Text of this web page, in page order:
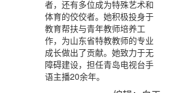
者，还有多位成为特殊艺术和
体育的佼佼者。她积极投身于
教育帮扶与青年教师培养工
作，为山东省特教教师的专业
成长做出了贡献。她致力于无
障碍建设，担任青岛电视台手
语主播20余年。